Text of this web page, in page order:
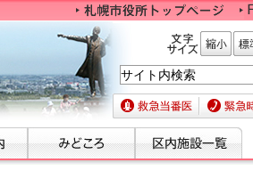
文字サイズ 縮小 標準
救急当番医 緊急時